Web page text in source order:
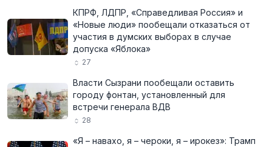
КПРФ, ЛДПР, «Справедливая Россия» и
«Новые люди» пообещали отказаться от
участия в думских выборах в случае
допуска «Яблока»
27
Власти Сызрани пообещали оставить
городу фонтан, установленный для
встречи генерала ВДВ
28
«Я – навахо, я – чероки, я – ирокез»: Трамп